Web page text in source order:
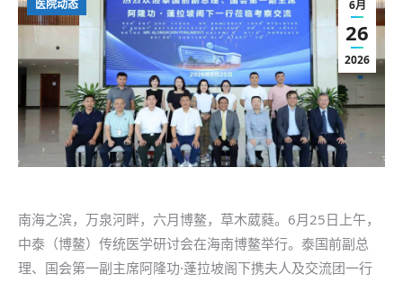
6月
26
2026
医院动态
南海之滨，万泉河畔，六月博鳌，草木葳蕤。6月25日上午，
中泰（博鳌）传统医学研讨会在海南博鳌举行。泰国前副总
理、国会第一副主席阿隆功·蓬拉坡阁下携夫人及交流团一行